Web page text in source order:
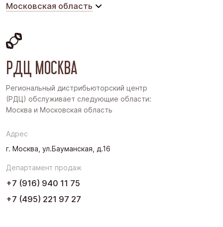
Московская область
Восточная Сибирь
Дальний Восток
Поволжье
Урал
РДЦ МОСКВА
Региональный дистрибьюторский центр
(РДЦ) обслуживает следующие области:
Москва и Московская область
Адрес
г. Москва, ул.Бауманская, д.16
Департамент продаж
+7 (916) 940 11 75
+7 (495) 221 97 27